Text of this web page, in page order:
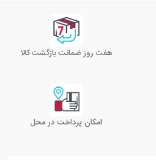
هفت روز ضمانت بازگشت کالا
امکان پرداخت در محل